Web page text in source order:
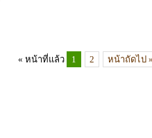
« หน้าที่แล้ว 1 2 หน้าถัดไป »